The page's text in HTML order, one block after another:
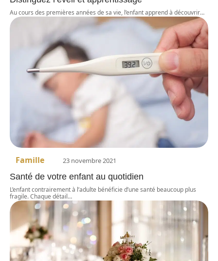
Au cours des premières années de sa vie, l’enfant apprend à découvrir…
Famille 23 novembre 2021
Santé de votre enfant au quotidien
L’enfant contrairement à l’adulte bénéficie d’une santé beaucoup plus
fragile. Chaque détail…